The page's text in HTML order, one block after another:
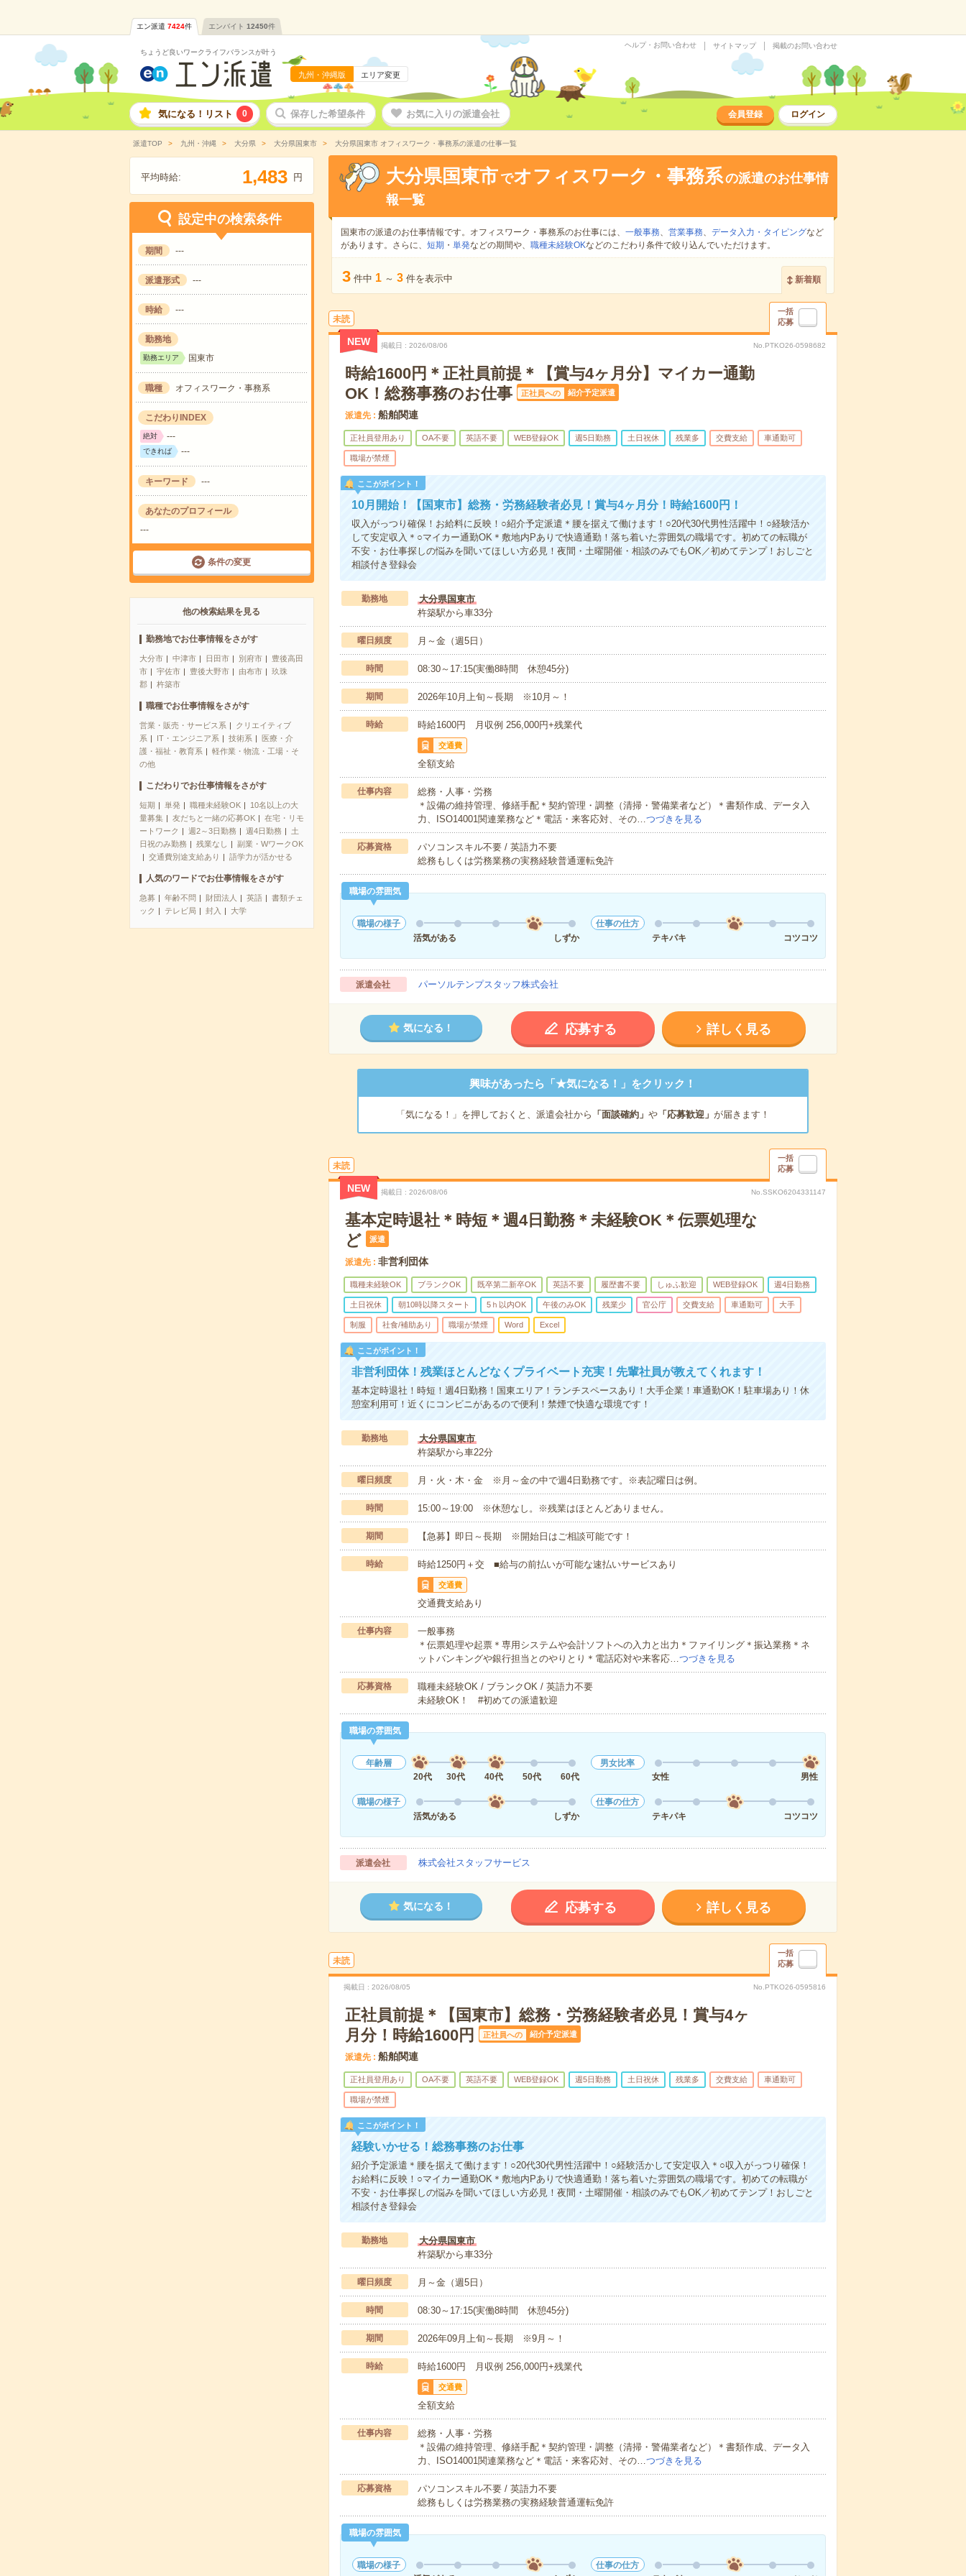
エン派遣 7424件 エンバイト 12450件
ちょうど良いワークライフバランスが叶う
九州・沖縄版 エリア変更
ヘルプ・お問い合わせ サイトマップ 掲載のお問い合わせ
気になる！リスト 0 保存した希望条件 お気に入りの派遣会社 会員登録 ログイン
派遣TOP 九州・沖縄 大分県 大分県国東市 大分県国東市 オフィスワーク・事務系の派遣の仕事一覧
平均時給: 1,483 円
設定中の検索条件
期間 ---
派遣形式 ---
時給 ---
勤務地
勤務エリア 国東市
職種 オフィスワーク・事務系
こだわりINDEX
絶対 ---
できれば ---
キーワード ---
あなたのプロフィール
---
条件の変更
他の検索結果を見る
勤務地でお仕事情報をさがす
大分市 中津市 日田市 別府市
豊後高田
市
宇佐市 豊後大野市 由布市
玖珠
郡
杵築市
職種でお仕事情報をさがす
営業・販売・サービス系
クリエイティブ
系
IT・エンジニア系 技術系
医療・介
護・福祉・教育系
軽作業・物流・工場・そ
の他
こだわりでお仕事情報をさがす
短期 単発 職種未経験OK
10名以上の大
量募集
友だちと一緒の応募OK
在宅・リモ
ートワーク
週2～3日勤務 週4日勤務
土
日祝のみ勤務
残業なし
副業・WワークOK
交通費別途支給あり
語学力が活かせる
人気のワードでお仕事情報をさがす
急募 年齢不問 財団法人 英語
書類チェ
ック
テレビ局 封入 大学
大分県国東市 でオフィスワーク・事務系の派遣のお仕事情
報一覧
国東市の派遣のお仕事情報です。オフィスワーク・事務系のお仕事には、 一般事務、 営業事務、 データ入力・タイピングなど
があります。さらに、 短期 ・ 単発などの期間や、 職種未経験OKなどのこだわり条件で絞り込んでいただけます。
3 件中 1 ～ 3 件を表示中 新着順
未読
一括
応募
NEW 掲載日 2026/08/06 No.PTKO26-0598682
時給1600円＊正社員前提＊【賞与4ヶ月分】マイカー通勤
OK！総務事務のお仕事
正社員への 紹介予定派遣
派遣先 船舶関連
正社員登用あり OA不要 英語不要 WEB登録OK 週5日勤務 土日祝休 残業多 交費支給 車通勤可
職場が禁煙
ここがポイント！
10月開始！【国東市】総務・労務経験者必見！賞与4ヶ月分！時給1600円！
収入がっつり確保！お給料に反映！○紹介予定派遣＊腰を据えて働けます！○20代30代男性活躍中！○経験活か
して安定収入＊○マイカー通勤OK＊敷地内Pありで快適通勤！落ち着いた雰囲気の職場です。初めての転職が
不安・お仕事探しの悩みを聞いてほしい方必見！夜間・土曜開催・相談のみでもOK／初めてテンプ！おしごと
相談付き登録会
勤務地
大分県国東市
杵築駅から車33分
曜日頻度 月～金（週5日）
時間 08:30～17:15(実働8時間 休憩45分)
期間 2026年10月上旬～長期 ※10月～！
時給 時給1600円 月収例 256,000円+残業代
交通費
全額支給
仕事内容
総務・人事・労務
＊設備の維持管理、修繕手配＊契約管理・調整（清掃・警備業者など）＊書類作成、データ入
力、ISO14001関連業務など＊電話・来客応対、その…つづきを見る
応募資格
パソコンスキル不要 / 英語力不要
総務もしくは労務業務の実務経験普通運転免許
職場の雰囲気
職場の様子
活気がある
しずか
仕事の仕方
テキパキ
コツコツ
派遣会社 パーソルテンプスタッフ株式会社
気になる！ 応募する 詳しく見る
興味があったら「★気になる！」をクリック！
「気になる！」を押しておくと、派遣会社から 「面談確約」 や「応募歓迎」 が届きます！
未読
一括
応募
NEW 掲載日 2026/08/06 No.SSKO6204331147
基本定時退社＊時短＊週4日勤務＊未経験OK＊伝票処理な
ど
派遣
派遣先 非営利団体
職種未経験OK ブランクOK 既卒第二新卒OK 英語不要 履歴書不要 しゅふ歓迎 WEB登録OK 週4日勤務
土日祝休 朝10時以降スタート 5ｈ以内OK 午後のみOK 残業少 官公庁 交費支給 車通勤可 大手
制服 社食/補助あり 職場が禁煙 Word Excel
ここがポイント！
非営利団体！残業ほとんどなくプライベート充実！先輩社員が教えてくれます！
基本定時退社！時短！週4日勤務！国東エリア！ランチスペースあり！大手企業！車通勤OK！駐車場あり！休
憩室利用可！近くにコンビニがあるので便利！禁煙で快適な環境です！
勤務地
大分県国東市
杵築駅から車22分
曜日頻度 月・火・木・金 ※月～金の中で週4日勤務です。※表記曜日は例。
時間 15:00～19:00 ※休憩なし。※残業はほとんどありません。
期間 【急募】即日～長期 ※開始日はご相談可能です！
時給 時給1250円＋交 ■給与の前払いが可能な速払いサービスあり
交通費
交通費支給あり
仕事内容
一般事務
＊伝票処理や起票＊専用システムや会計ソフトへの入力と出力＊ファイリング＊振込業務＊ネ
ットバンキングや銀行担当とのやりとり＊電話応対や来客応… つづきを見る
応募資格
職種未経験OK / ブランクOK / 英語力不要
未経験OK！ #初めての派遣歓迎
職場の雰囲気
年齢層
20代
30代 40代 50代 60代
男女比率
女性
男性
職場の様子
活気がある
しずか
仕事の仕方
テキパキ
コツコツ
派遣会社 株式会社スタッフサービス
気になる！ 応募する 詳しく見る
未読
一括
応募
掲載日 2026/08/05 No.PTKO26-0595816
正社員前提＊【国東市】総務・労務経験者必見！賞与4ヶ
月分！時給1600円
正社員への 紹介予定派遣
派遣先 船舶関連
正社員登用あり OA不要 英語不要 WEB登録OK 週5日勤務 土日祝休 残業多 交費支給 車通勤可
職場が禁煙
ここがポイント！
経験いかせる！総務事務のお仕事
紹介予定派遣＊腰を据えて働けます！○20代30代男性活躍中！○経験活かして安定収入＊○収入がっつり確保！
お給料に反映！○マイカー通勤OK＊敷地内Pありで快適通勤！落ち着いた雰囲気の職場です。初めての転職が
不安・お仕事探しの悩みを聞いてほしい方必見！夜間・土曜開催・相談のみでもOK／初めてテンプ！おしごと
相談付き登録会
勤務地
大分県国東市
杵築駅から車33分
曜日頻度 月～金（週5日）
時間 08:30～17:15(実働8時間 休憩45分)
期間 2026年09月上旬～長期 ※9月～！
時給 時給1600円 月収例 256,000円+残業代
交通費
全額支給
仕事内容
総務・人事・労務
＊設備の維持管理、修繕手配＊契約管理・調整（清掃・警備業者など）＊書類作成、データ入
力、ISO14001関連業務など＊電話・来客応対、その… つづきを見る
応募資格
パソコンスキル不要 / 英語力不要
総務もしくは労務業務の実務経験普通運転免許
職場の雰囲気
職場の様子
仕事の仕方